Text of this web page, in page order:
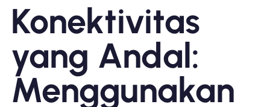
Tentang eSIM
Konektivitas
yang Andal:
Menggunakan